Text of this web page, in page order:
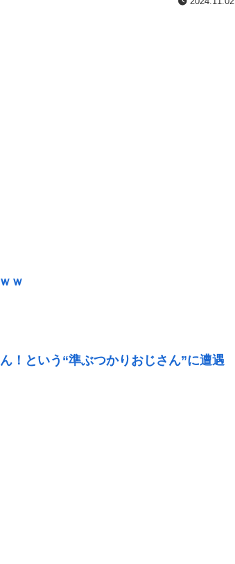
ｗ
！という“準ぶつかりおじさん”に遭遇